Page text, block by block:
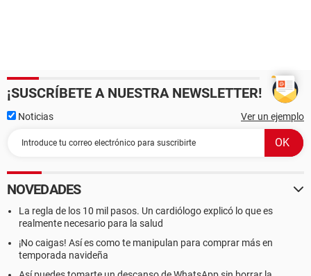
¡SUSCRÍBETE A NUESTRA NEWSLETTER!
Noticias Ver un ejemplo
NOVEDADES
La regla de los 10 mil pasos. Un cardiólogo explicó lo que es
realmente necesario para la salud
¡No caigas! Así es como te manipulan para comprar más en
temporada navideña